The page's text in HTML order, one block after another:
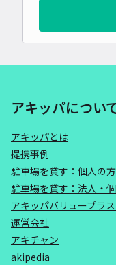
アキッパについ
アキッパとは
提携事例
駐車場を貸す：個人の方
駐車場を貸す：法人・
アキッパバリュープラ
運営会社
アキチャン
akipedia